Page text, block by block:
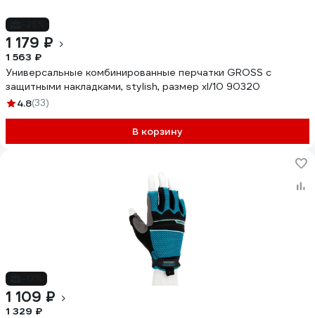
1 179 ₽
1 563 ₽
Универсальные комбинированные перчатки GROSS с
защитными накладками, stylish, размер xl/10 90320
4.8(33)
В корзину
1 109 ₽
1 329 ₽